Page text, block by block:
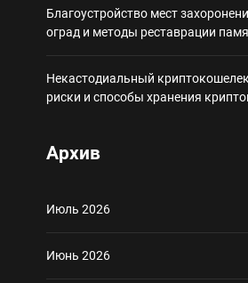
Благоустройство мест
оград и методы реставрации
Некастодиальный
риски и способы хранения
Архив
Июль 2026
Июнь 2026